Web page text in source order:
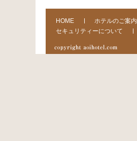
HOME ホテルのご案内
セキュリティーについて